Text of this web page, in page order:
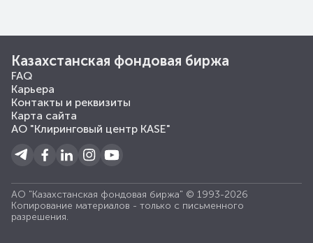
Казахстанская фондовая биржа
FAQ
Карьера
Контакты и реквизиты
Карта сайта
АО "Клиринговый центр KASE"
АО "Казахстанская фондовая биржа" © 1993-2026
Копирование материалов - только с письменного
разрешения.